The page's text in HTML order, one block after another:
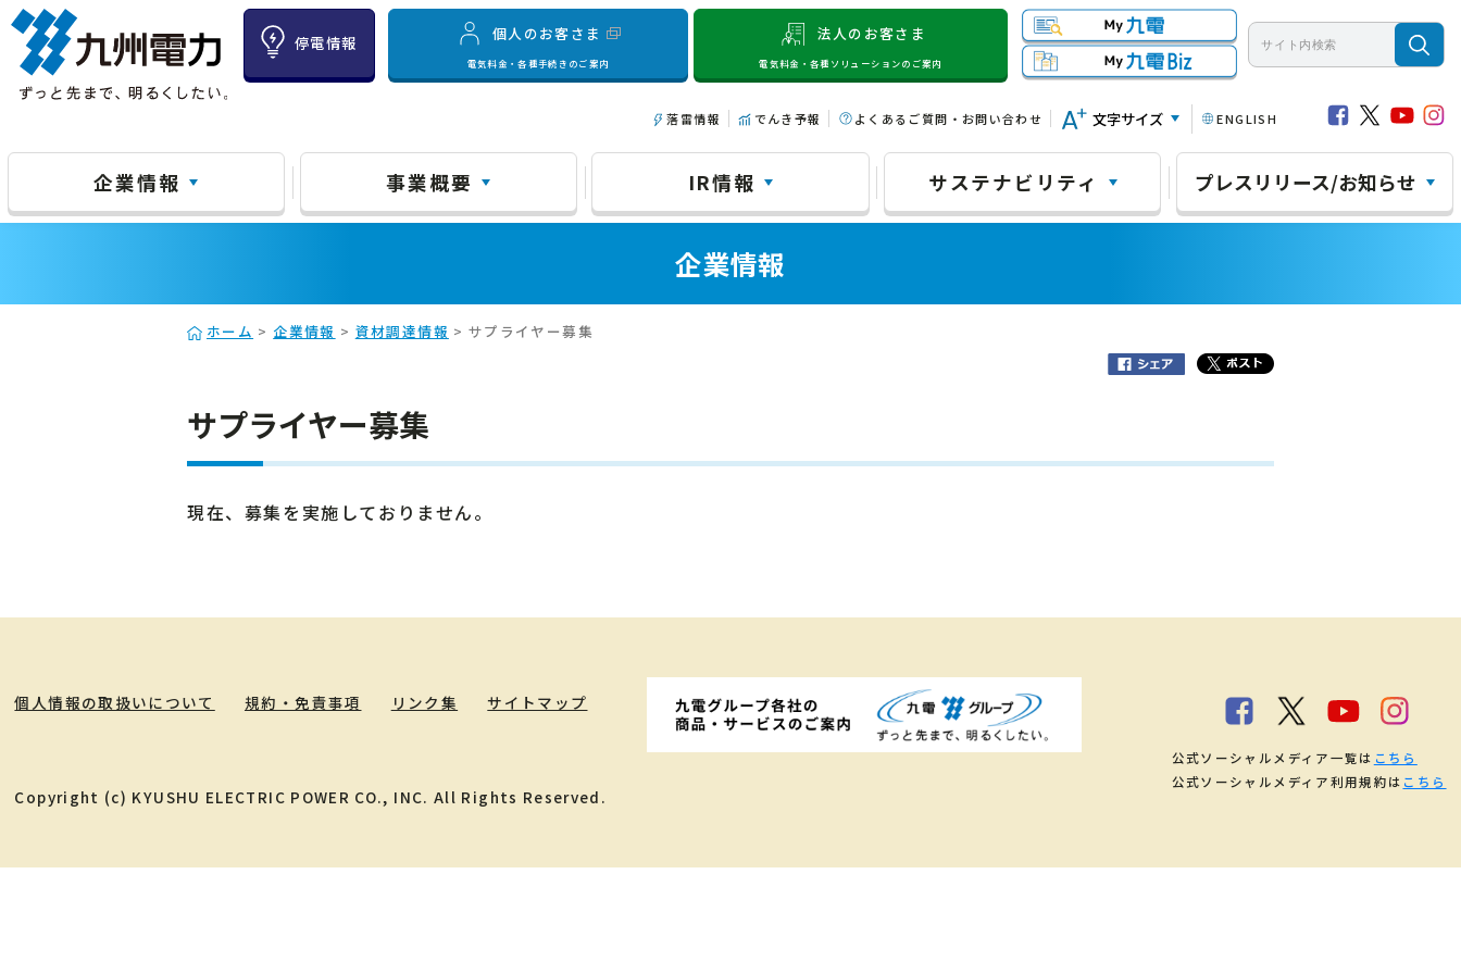
停電情報
個人のお客さま
電気料金・各種手続きのご案内
法人のお客さま
電気料金・各種ソリューションのご案内
落雷情報 でんき予報 よくあるご質問・お問い合わせ 文字サイズ ENGLISH
企業情報 事業概要 IR情報 サステナビリティ プレスリリース/お知らせ
企業情報
ホーム > 企業情報 > 資材調達情報 > サプライヤー募集
サプライヤー募集
現在、募集を実施しておりません。
個人情報の取扱いについて 規約・免責事項 リンク集 サイトマップ
Copyright (c) KYUSHU ELECTRIC POWER CO., INC. All Rights Reserved.
公式ソーシャルメディア一覧は こちら
公式ソーシャルメディア利用規約は こちら